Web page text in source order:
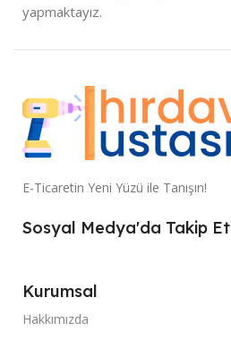
yapmaktayız.
E-Ticaretin Yeni Yüzü ile Tanışın!
Sosyal Medya'da Takip Et
Kurumsal
Hakkımızda